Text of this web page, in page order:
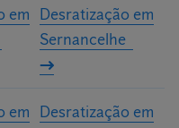
em Desratização em
Sernancelhe
em Desratização em